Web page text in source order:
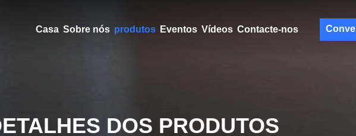
Casa Sobre nós produtos Eventos Vídeos Contacte-nos
DOS PRODUTOS